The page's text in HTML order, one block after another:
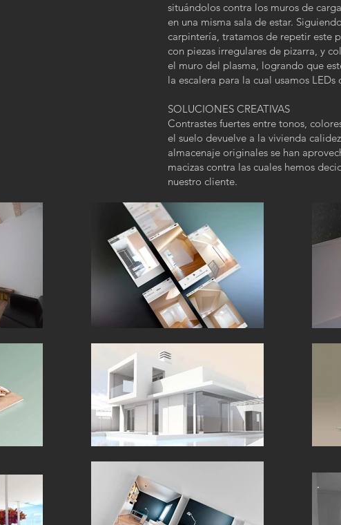
situándolos contra los muros de
en una misma sala de estar.
carpintería, tratamos de repetir este
con piezas irregulares de pizarra, y
el muro del plasma, logrando que
la escalera para la cual usamos
SOLUCIONES CREATIVAS
Contrastes fuertes entre tonos,
el suelo devuelve a la vivienda
almacenaje originales se han
macizas contra las cuales hemos
nuestro cliente.